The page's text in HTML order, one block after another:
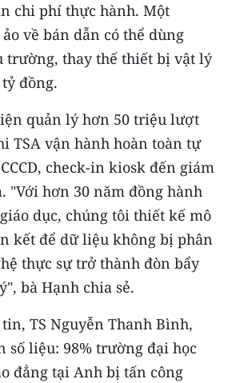
chi phí thực hành. Một
về bán dẫn có thể dùng
trường, thay thế thiết bị vật lý
đồng.
quản lý hơn 50 triệu lượt
TSA vận hành hoàn toàn tự
check-in kiosk đến giám
"Với hơn 30 năm đồng hành
dục, chúng tôi thiết kế mô
kết để dữ liệu không bị phân
thực sự trở thành đòn bẩy
bà Hạnh chia sẻ.
TS Nguyễn Thanh Bình,
số liệu: 98% trường đại học
đẳng tại Anh bị tấn công